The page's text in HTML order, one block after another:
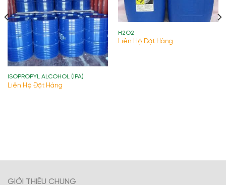
ISOPROPYL ALCOHOL (IPA)
Liên Hệ Đặt Hàng
H2O2
Liên Hệ Đặt Hàng
GIỚI THIỆU CHUNG